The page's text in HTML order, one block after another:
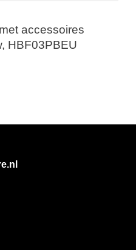
accessoires
HBF03PBEU